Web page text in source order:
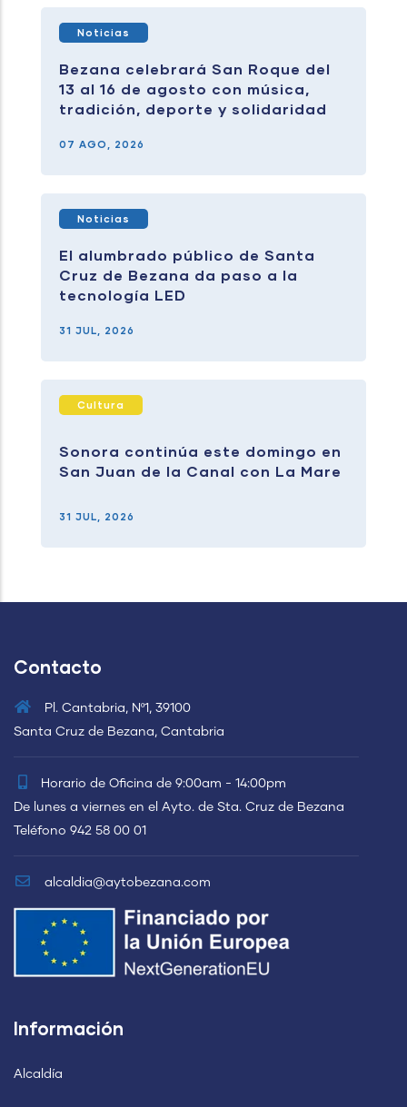
Bezana celebrará San Roque del
13 al 16 de agosto con música,
tradición, deporte y solidaridad
Noticias
07 AGO, 2026
El alumbrado público de Santa
Cruz de Bezana da paso a la
tecnología LED
Noticias
31 JUL, 2026
Sonora continúa este domingo en
San Juan de la Canal con La Mare
Cultura
31 JUL, 2026
Contacto
Pl. Cantabria, Nº1, 39100
Santa Cruz de Bezana, Cantabria
Horario de Oficina de 9:00am - 14:00pm
De lunes a viernes en el Ayto. de Sta. Cruz de Bezana
Teléfono 942 58 00 01
alcaldia@aytobezana.com
Información
Alcaldía